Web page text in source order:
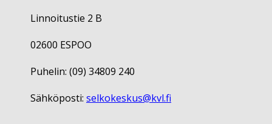
Linnoitustie 2 B
02600 ESPOO
Puhelin: (09) 34809 240
Sähköposti: selkokeskus@kvl.fi